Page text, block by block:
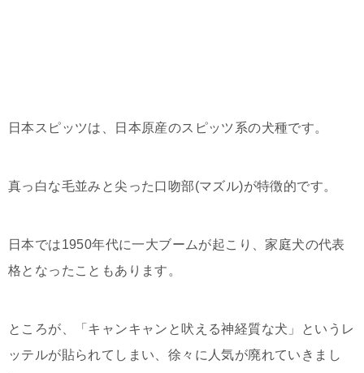
日本スピッツは、日本原産のスピッツ系の犬種です。
真っ白な毛並みと尖った口吻部(マズル)が特徴的です。
日本では1950年代に一大ブームが起こり、家庭犬の代表
格となったこともあります。
ところが、「キャンキャンと吠える神経質な犬」というレ
ッテルが貼られてしまい、徐々に人気が廃れていきまし